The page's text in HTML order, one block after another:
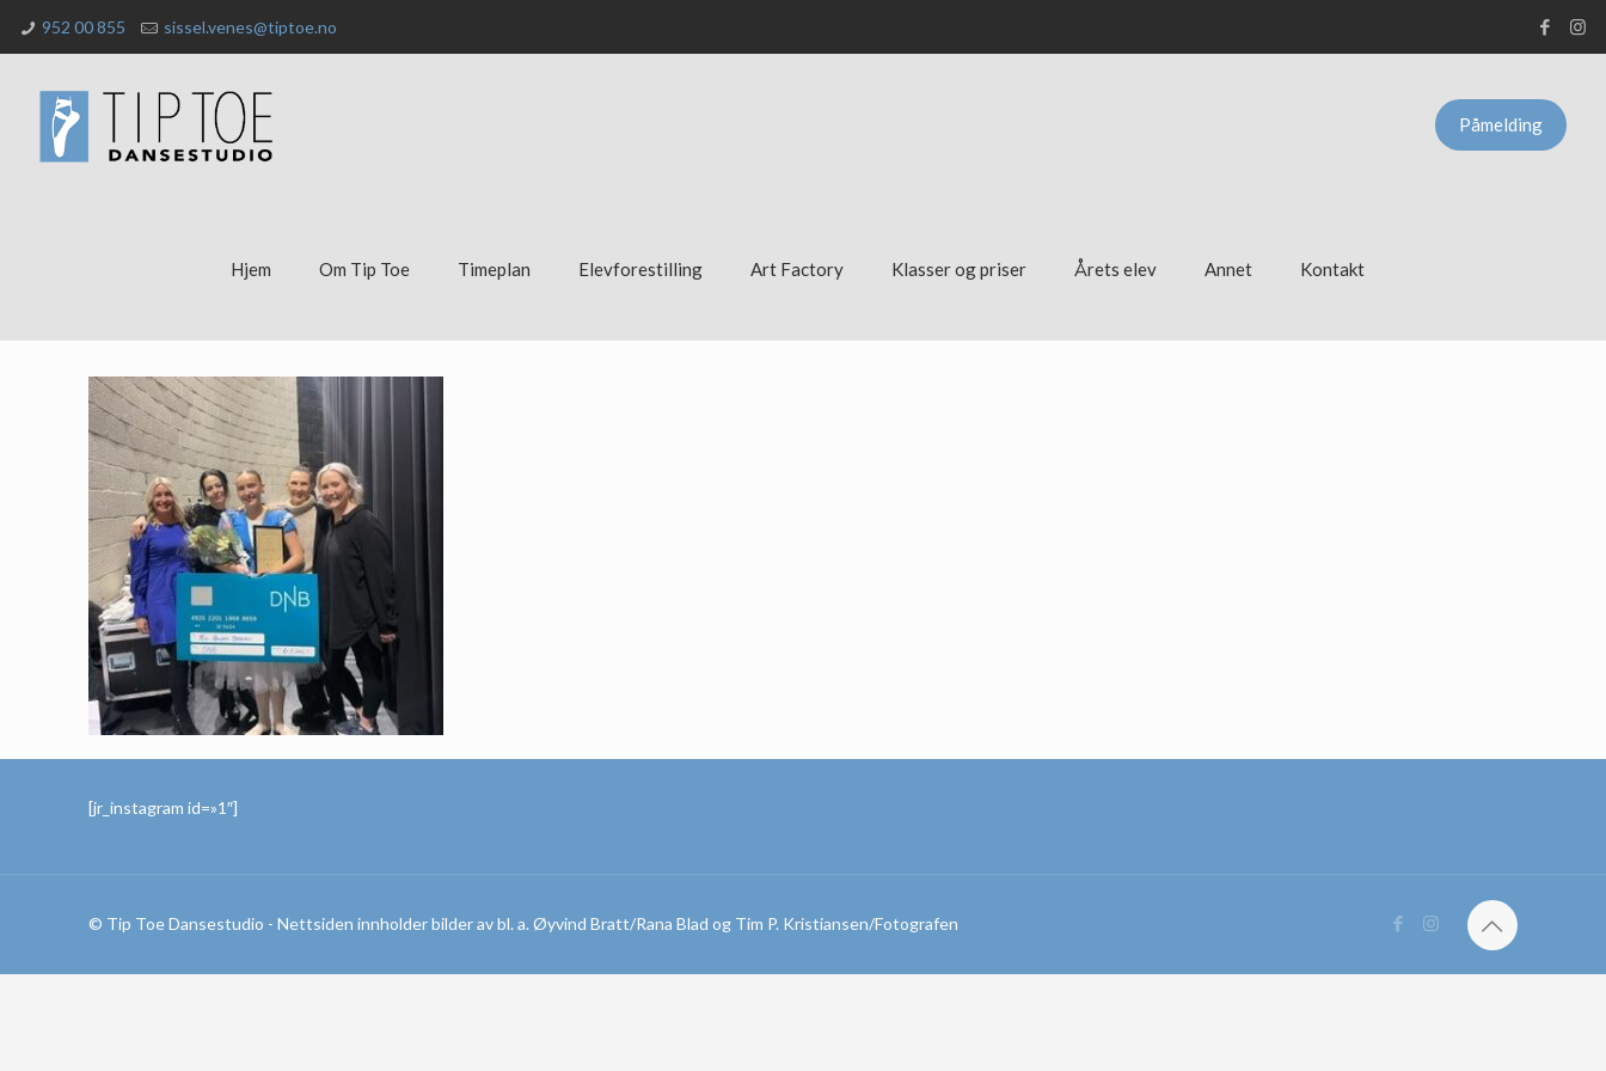
952 00 855 sissel.venes@tiptoe.no
Hjem Om Tip Toe Timeplan Elevforestilling Art Factory Klasser og priser Årets elev Annet Kontakt
Påmelding
[jr_instagram id=»1″]
© Tip Toe Dansestudio - Nettsiden innholder bilder av bl. a. Øyvind Bratt/Rana Blad og Tim P. Kristiansen/Fotografen